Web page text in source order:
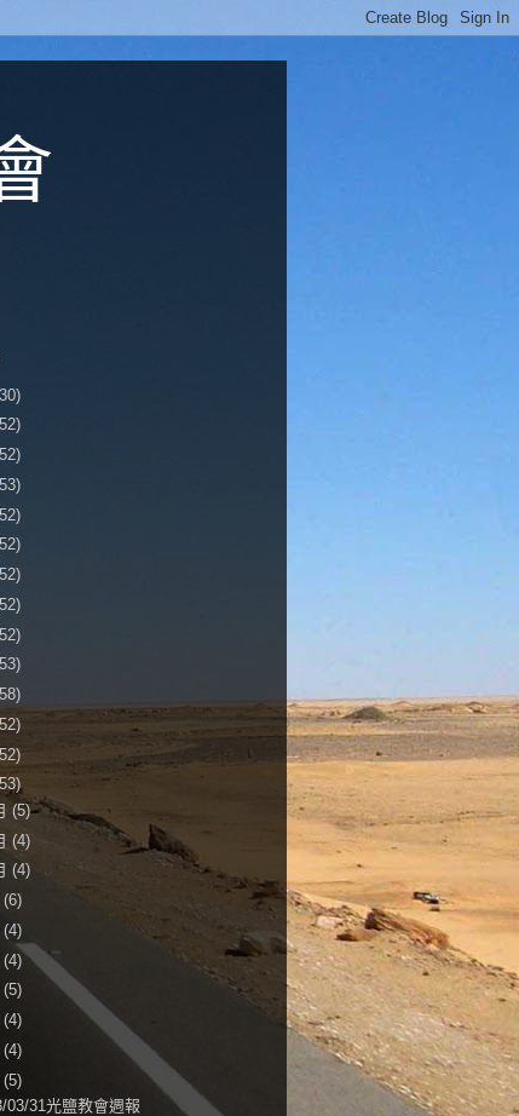
(5)
(4)
(4)
(6)
(4)
(4)
(5)
(4)
(4)
(5)
03/31光鹽教會週報